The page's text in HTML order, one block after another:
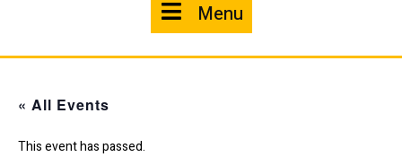
Menu
« All Events
This event has passed.